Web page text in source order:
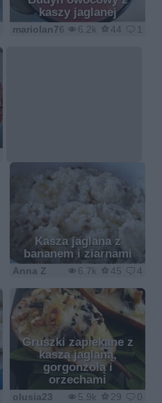
kaszy jaglanej
6.2k 44 1
mariolan76
Kasza jaglana z
bananem i ziarnami
6.7k 45 4
Anna Z
Gruszki zapiekane z
kaszą jaglaną,
gorgonzolą i
orzechami
5.9k 29 0
olusia23